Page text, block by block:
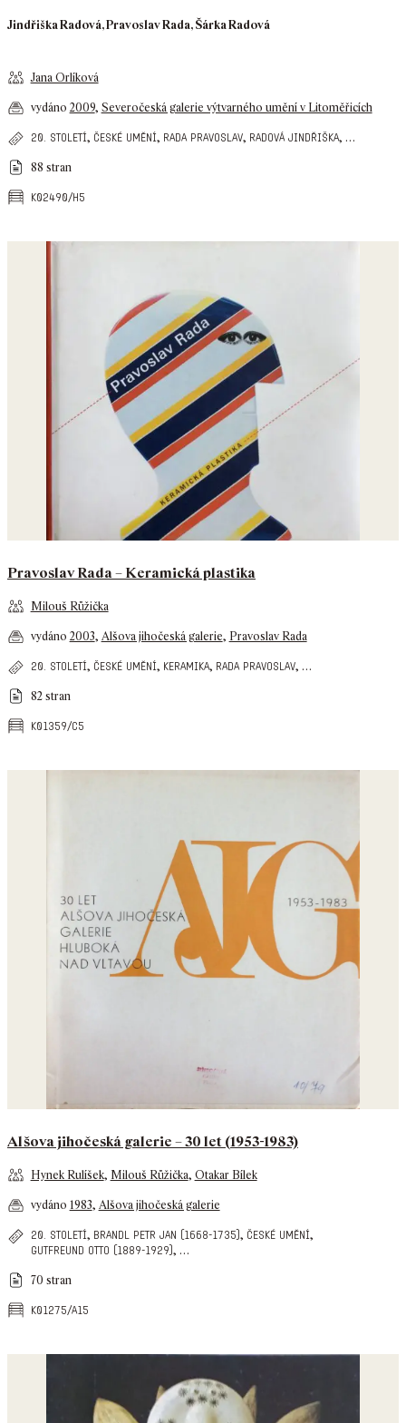
Jindřiška Radová, Pravoslav Rada, Šárka Radová
Jana Orlíková
vydáno 2009, Severočeská galerie výtvarného umění v Litoměřicích
20. století, české umění, rada pravoslav, radová jindřiška, …
88 stran
k02490/h5
Pravoslav Rada – Keramická plastika
Milouš Růžička
vydáno 2003, Alšova jihočeská galerie, Pravoslav Rada
20. století, české umění, keramika, rada pravoslav, …
82 stran
k01359/c5
Alšova jihočeská galerie – 30 let (1953-1983)
Hynek Rulíšek, Milouš Růžička, Otakar Bílek
vydáno 1983, Alšova jihočeská galerie
20. století, brandl petr jan (1668-1735), české umění,
gutfreund otto (1889-1929), …
70 stran
k01275/a15